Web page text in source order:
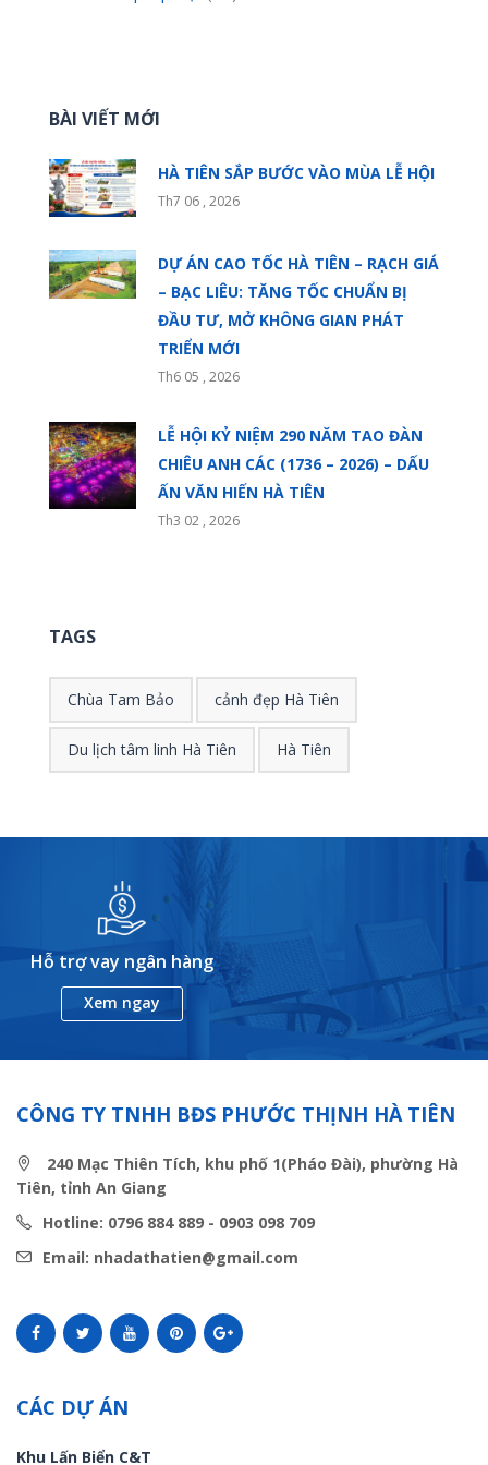
BÀI VIẾT MỚI
HÀ TIÊN SẮP BƯỚC VÀO MÙA LỄ HỘI
Th7 06 , 2026
DỰ ÁN CAO TỐC HÀ TIÊN – RẠCH GIÁ
– BẠC LIÊU: TĂNG TỐC CHUẨN BỊ
ĐẦU TƯ, MỞ KHÔNG GIAN PHÁT
TRIỂN MỚI
Th6 05 , 2026
LỄ HỘI KỶ NIỆM 290 NĂM TAO ĐÀN
CHIÊU ANH CÁC (1736 – 2026) – DẤU
ẤN VĂN HIẾN HÀ TIÊN
Th3 02 , 2026
TAGS
Chùa Tam Bảo cảnh đẹp Hà Tiên
Du lịch tâm linh Hà Tiên Hà Tiên
Hỗ trợ vay ngân hàng
Xem ngay
CÔNG TY TNHH BĐS PHƯỚC THỊNH HÀ TIÊN
240 Mạc Thiên Tích, khu phố 1(Pháo Đài), phường Hà
Tiên, tỉnh An Giang
Hotline: 0796 884 889 - 0903 098 709
Email: nhadathatien@gmail.com
CÁC DỰ ÁN
Khu Lấn Biển C&T